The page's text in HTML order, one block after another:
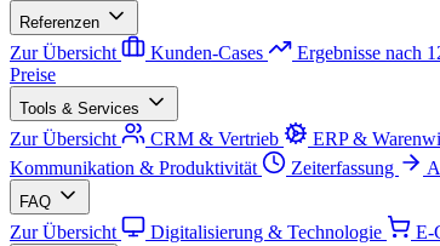
Referenzen
Zur Übersicht Kunden-Cases Ergebnisse nach
Preise
Tools & Services
Zur Übersicht CRM & Vertrieb ERP &
Kommunikation & Produktivität
Zeiterfassung
FAQ
Zur Übersicht Digitalisierung & Technologie E-